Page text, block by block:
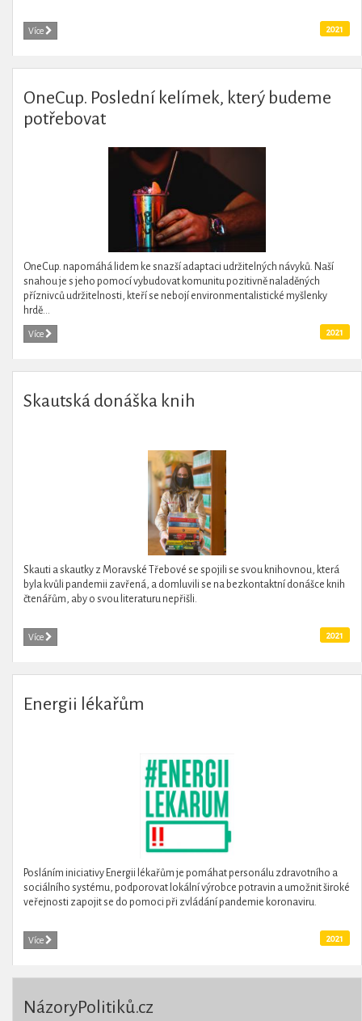
Více 2021
OneCup. Poslední kelímek, který budeme
potřebovat
OneCup. napomáhá lidem ke snazší adaptaci udržitelných návyků. Naší
snahou je s jeho pomocí vybudovat komunitu pozitivně naladěných
příznivců udržitelnosti, kteří se nebojí environmentalistické myšlenky
hrdě...
Více 2021
Skautská donáška knih
Skauti a skautky z Moravské Třebové se spojili se svou knihovnou, která
byla kvůli pandemii zavřená, a domluvili se na bezkontaktní donášce knih
čtenářům, aby o svou literaturu nepřišli.
Více 2021
Energii lékařům
Posláním iniciativy Energii lékařům je pomáhat personálu zdravotního a
sociálního systému, podporovat lokální výrobce potravin a umožnit široké
veřejnosti zapojit se do pomoci při zvládání pandemie koronaviru.
Více 2021
NázoryPolitiků.cz